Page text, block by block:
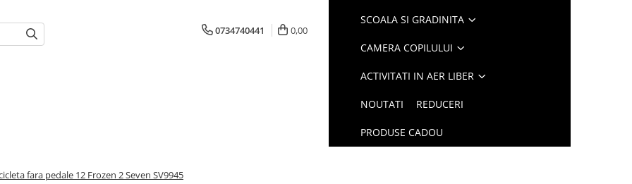
0734740441 0,00
SCOALA SI GRADINITA
CAMERA COPILULUI
ACTIVITATI IN AER LIBER
NOUTATI REDUCERI
PRODUSE CADOU
fara pedale 12 Frozen 2 Seven SV9945